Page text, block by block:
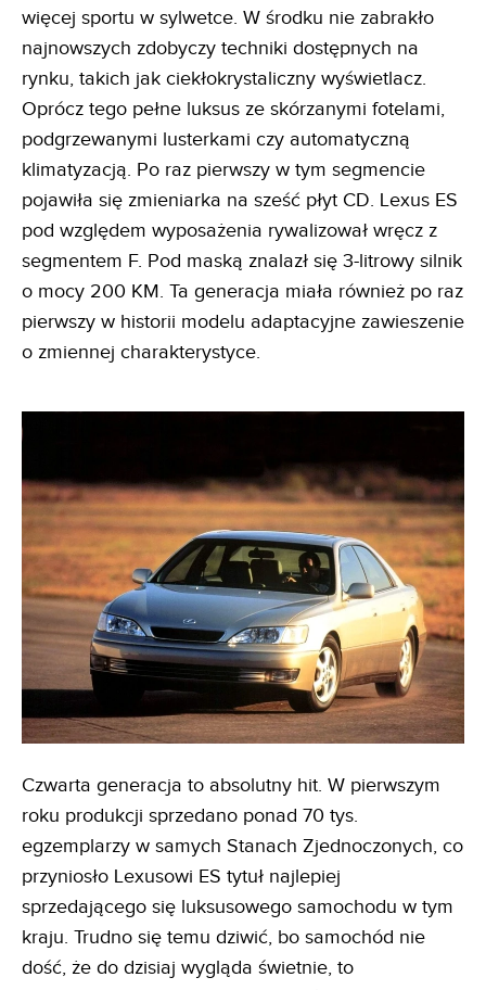
więcej sportu w sylwetce. W środku nie zabrakło
najnowszych zdobyczy techniki dostępnych na
rynku, takich jak ciekłokrystaliczny wyświetlacz.
Oprócz tego pełne luksus ze skórzanymi fotelami,
podgrzewanymi lusterkami czy automatyczną
klimatyzacją. Po raz pierwszy w tym segmencie
pojawiła się zmieniarka na sześć płyt CD. Lexus ES
pod względem wyposażenia rywalizował wręcz z
segmentem F. Pod maską znalazł się 3-litrowy silnik
o mocy 200 KM. Ta generacja miała również po raz
pierwszy w historii modelu adaptacyjne zawieszenie
o zmiennej charakterystyce.
Czwarta generacja to absolutny hit. W pierwszym
roku produkcji sprzedano ponad 70 tys.
egzemplarzy w samych Stanach Zjednoczonych, co
przyniosło Lexusowi ES tytuł najlepiej
sprzedającego się luksusowego samochodu w tym
kraju. Trudno się temu dziwić, bo samochód nie
dość, że do dzisiaj wygląda świetnie, to